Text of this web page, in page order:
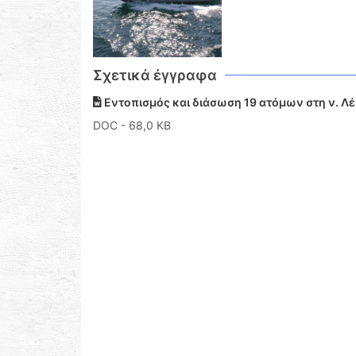
Σχετικά έγγραφα
Εντοπισμός και διάσωση 19 ατόμων στη ν.
DOC - 68,0 KB